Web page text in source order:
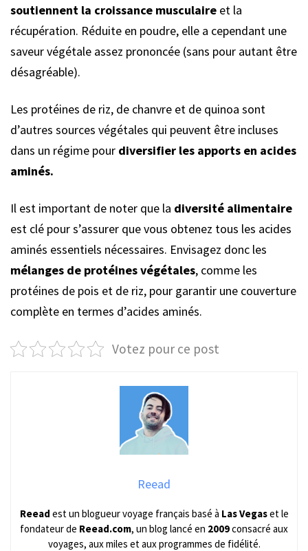
soutiennent la croissance musculaire et la
récupération. Réduite en poudre, elle a cependant une
saveur végétale assez prononcée (sans pour autant être
désagréable).
Les protéines de riz, de chanvre et de quinoa sont
d’autres sources végétales qui peuvent être incluses
dans un régime pour diversifier les apports en acides
aminés.
Il est important de noter que la diversité alimentaire
est clé pour s’assurer que vous obtenez tous les acides
aminés essentiels nécessaires. Envisagez donc les
mélanges de protéines végétales, comme les
protéines de pois et de riz, pour garantir une couverture
complète en termes d’acides aminés.
Votez pour ce post
Reead
Reead est un blogueur voyage français basé à Las Vegaset le
fondateur de Reead.com, un blog lancé en 2009consacré aux
voyages, aux miles et aux programmes de fidélité.